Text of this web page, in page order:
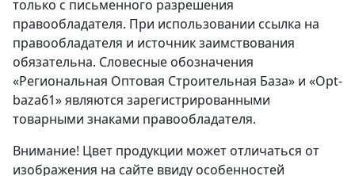
только с письменного разрешения
правообладателя. При использовании ссылка на
правообладателя и источник заимствования
обязательна. Словесные обозначения
«Региональная Оптовая Строительная База» и «Opt-
baza61» являются зарегистрированными
товарными знаками правообладателя.
Внимание! Цвет продукции может отличаться от
изображения на сайте ввиду особенностей